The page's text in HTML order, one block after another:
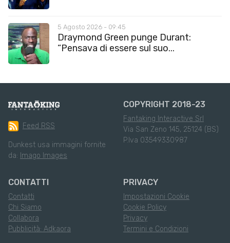
5 Agosto 2026 - 09:45
Draymond Green punge Durant:
“Pensava di essere sul suo...
Feed RSS
Dunkest usa immagini fornite
da: Imago Images
COPYRIGHT 2018-23
Fantaking Interactive Srl
Via San Zeno 145, 25124 (BS)
P.Iva 03549330987
CONTATTI
Contatti
Chi Siamo
Collabora
Pubblicità: Adkaora
PRIVACY
Impostazioni Cookie
Cookie Policy
Privacy
Termini e Condizioni